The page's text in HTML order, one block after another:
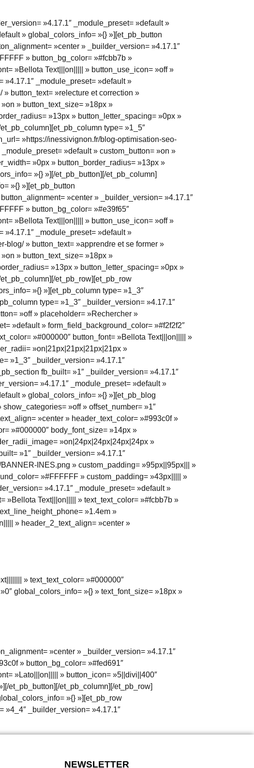
»4.17.1″ _module_preset= »default »
» global_colors_info= »{} »][et_pb_button
»center » _builder_version= »4.17.1″
» button_bg_color= »#fcbb7b »
»Bellota Text|||on||||| » button_use_icon= »off »
»4.17.1″ _module_preset= »default »
button_text= »relecture et correction »
» button_text_size= »18px »
»13px » button_letter_spacing= »0px »
type= »1_5″
»https://inessivignon.fr/blog-optimisation-seo-
»default » custom_button= »on »
»0px » button_border_radius= »13px »
»{} »][/et_pb_button][/et_pb_column]
»{} »][et_pb_button
»center » _builder_version= »4.17.1″
» button_bg_color= »#e39f65″
»Bellota Text|||on||||| » button_use_icon= »off »
»4.17.1″ _module_preset= »default »
blog/ » button_text= »apprendre et se former »
» button_text_size= »18px »
»13px » button_letter_spacing= »0px »
et_pb_row][et_pb_row
»{} »][et_pb_column type= »1_3″
type= »1_3″ _builder_version= »4.17.1″
»off » placeholder= »Rechercher »
»default » form_field_background_color= »#f2f2f2″
»#000000″ button_font= »Bellota Text|||on||||| »
»on|21px|21px|21px|21px »
»1_3″ _builder_version= »4.17.1″
fb_built= »1″ _builder_version= »4.17.1″
»4.17.1″ _module_preset= »default »
» global_colors_info= »{} »][et_pb_blog
»off » offset_number= »1″
»center » header_text_color= »#993c0f »
»#000000″ body_font_size= »14px »
»on|24px|24px|24px|24px »
»1″ _builder_version= »4.17.1″
INES.png » custom_padding= »95px||95px||| »
»#FFFFFF » custom_padding= »43px||||| »
»4.17.1″ _module_preset= »default »
»Bellota Text|||on||||| » text_text_color= »#fcbb7b »
»1.4em »
» header_2_text_align= »center »
» text_text_color= »#000000″
global_colors_info= »{} » text_font_size= »18px »
»center » _builder_version= »4.17.1″
» button_bg_color= »#fed691″
»Lato|||on||||| » button_icon= »5||divi||400″
et_pb_button][/et_pb_column][/et_pb_row]
»{} »][et_pb_row
»4_4″ _builder_version= »4.17.1″
NEWSLETTER